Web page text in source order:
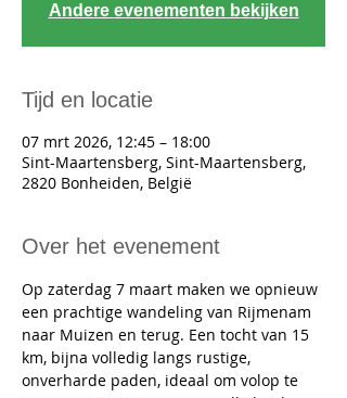
Andere evenementen bekijken
Tijd en locatie
07 mrt 2026, 12:45 – 18:00
Sint-Maartensberg, Sint-Maartensberg,
2820 Bonheiden, België
Over het evenement
Op zaterdag 7 maart maken we opnieuw
een prachtige wandeling van Rijmenam
naar Muizen en terug. Een tocht van 15
km, bijna volledig langs rustige,
onverharde paden, ideaal om volop te